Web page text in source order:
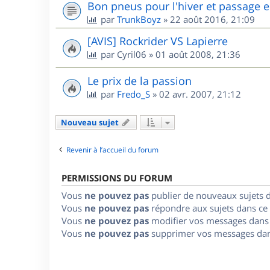
Bon pneus pour l'hiver et passage
par TrunkBoyz » 22 août 2016, 21:09
[AVIS] Rockrider VS Lapierre
par Cyril06 » 01 août 2008, 21:36
Le prix de la passion
par Fredo_S » 02 avr. 2007, 21:12
Nouveau sujet
Revenir à l’accueil du forum
PERMISSIONS DU FORUM
Vous ne pouvez pas publier de nouveaux sujets
Vous ne pouvez pas répondre aux sujets dans
Vous ne pouvez pas modifier vos messages
Vous ne pouvez pas supprimer vos messages